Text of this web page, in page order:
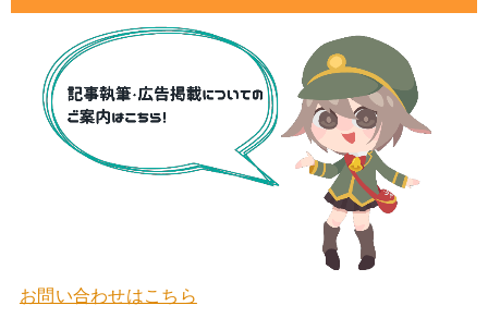
お問い合わせはこちら